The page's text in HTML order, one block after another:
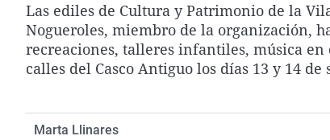
Las ediles de Cultura y Patrimonio de la
Nogueroles, miembro de la organización,
recreaciones, talleres infantiles, música
calles del Casco Antiguo los días 13 y 14 de
Marta Llinares